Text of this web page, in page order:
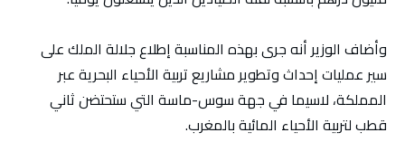
وأضاف الوزير أنه جرى بهذه المناسبة إطلاع جلالة الملك على
سير عمليات إحداث وتطوير مشاريع تربية الأحياء البحرية عبر
المملكة، لاسيما في جهة سوس-ماسة التي ستحتضن ثاني
قطب لتربية الأحياء المائية بالمغرب.